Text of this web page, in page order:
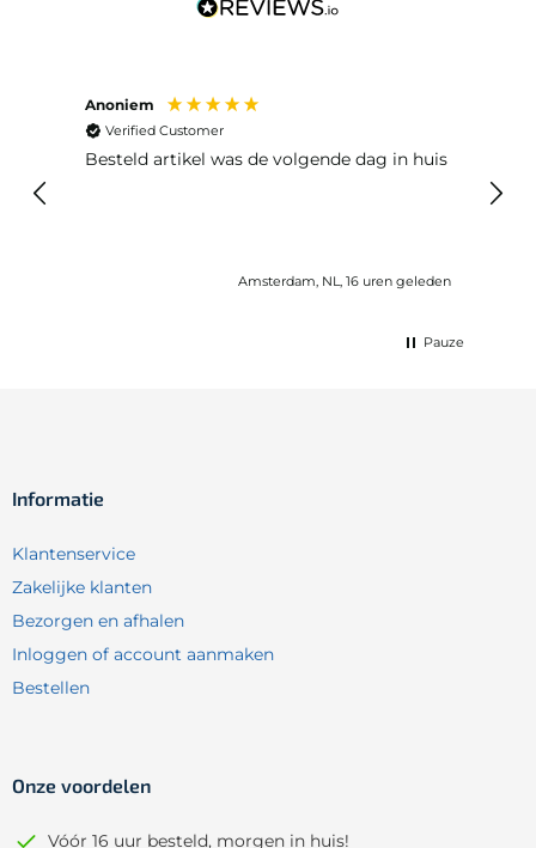
Anoniem
Verified Customer
Besteld artikel was de volgende dag in huis
Amsterdam, NL, 16 uren geleden
Pauze
Informatie
Klantenservice
Zakelijke klanten
Bezorgen en afhalen
Inloggen of account aanmaken
Bestellen
Onze voordelen
Vóór 16 uur besteld, morgen in huis!